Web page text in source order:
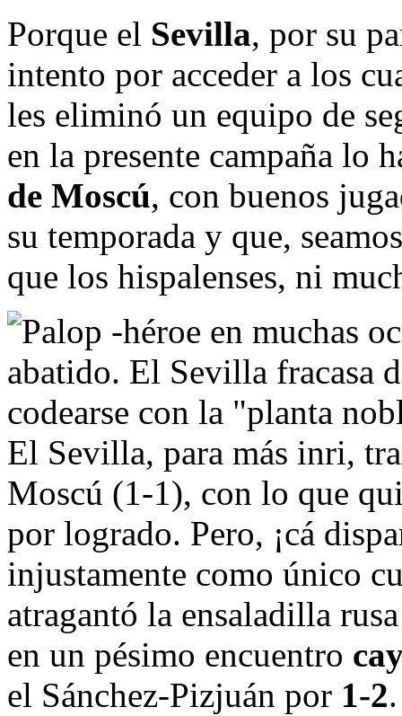
Porque el Sevilla, por su
intento por acceder a los
les eliminó un equipo de
en la presente campaña lo
de Moscú, con buenos
su temporada y que,
que los hispalenses, ni
El Sevilla, para más inri,
Moscú (1-1), con lo que
por logrado. Pero, ¡cá
injustamente como único
atragantó la ensaladilla
en un pésimo encuentro
el Sánchez-Pizjuán por 1-2.